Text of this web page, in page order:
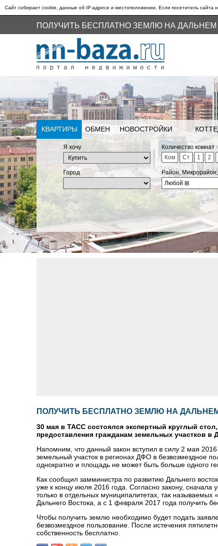
Сайт собирает cookie, данные об IP-адресе и местоположении. Если посетитель сайта
ПОЛУЧИТЬ БЕСПЛАТНО ЗЕМЛЮ НА
КВАРТИРЫ ОБМЕН НОВОСТРОЙКИ
Я хочу
Количество комнат
Ком
Ст 1 2
Город
Район,
Любой ⊞
ПОЛУЧИТЬ БЕСПЛАТНО ЗЕМЛЮ НА
30 мая в ТАСС состоялся экспертный круглый
предоставления гражданам земельных участков
Напомним, что данный закон вступил в силу 2 мая
земельный участок в регионах ДФО в безвозмездное
однократно и площадь не может быть больше одного
Как сообщил замминистра по развитию Дальнего
уже к концу июля 2016 года. Согласно закону, сначала
только в отдельных муниципалитетах, так называемых
Дальнего Востока, а с 1 февраля 2017 года получить
Чтобы получить землю необходимо будет подать
безвозмездное пользование. После истечения
собственность бесплатно.